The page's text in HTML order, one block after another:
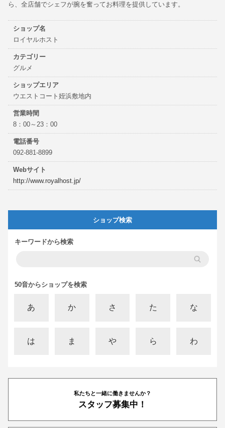
ら、全店舗でシェフが腕を奮ってお料理を提供しています。
ショップ名
ロイヤルホスト
カテゴリー
グルメ
ショップエリア
ウエストコート姪浜敷地内
営業時間
8：00～23：00
電話番号
092-881-8899
Webサイト
http://www.royalhost.jp/
ショップ検索
キーワードから検索
50音からショップを検索
あ か さ た な
は ま や ら わ
私たちと一緒に働きませんか？
スタッフ募集中！